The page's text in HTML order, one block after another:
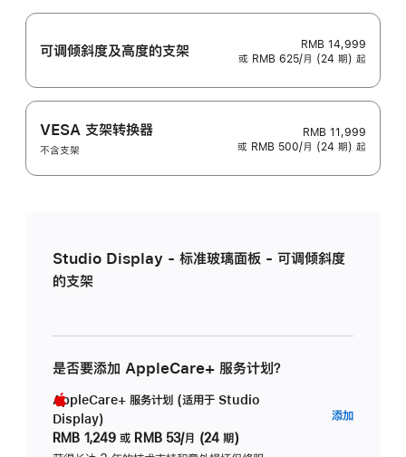
可调倾斜度及高‍度的支‍架
RMB 14,999
或 RMB 625/月 (24 期) 起
VESA 支架转换器
不含支架
RMB 11,999
或 RMB 500/月 (24 期) 起
Studio Display - 标准玻璃面板 - 可调倾斜度
的支架
是否要添加 AppleCare+ 服务计划？
AppleCare+ 服务计划 (适用于 Studio
Display)
RMB 1,249 或 RMB 53/月 (24 期)
添加